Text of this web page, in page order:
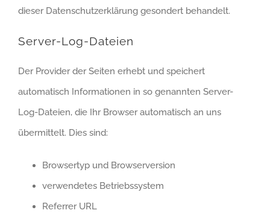
dieser Datenschutzerklärung gesondert behandelt.
Server-Log-Dateien
Der Provider der Seiten erhebt und speichert
automatisch Informationen in so genannten Server-
Log-Dateien, die Ihr Browser automatisch an uns
übermittelt. Dies sind:
Browsertyp und Browserversion
verwendetes Betriebssystem
Referrer URL